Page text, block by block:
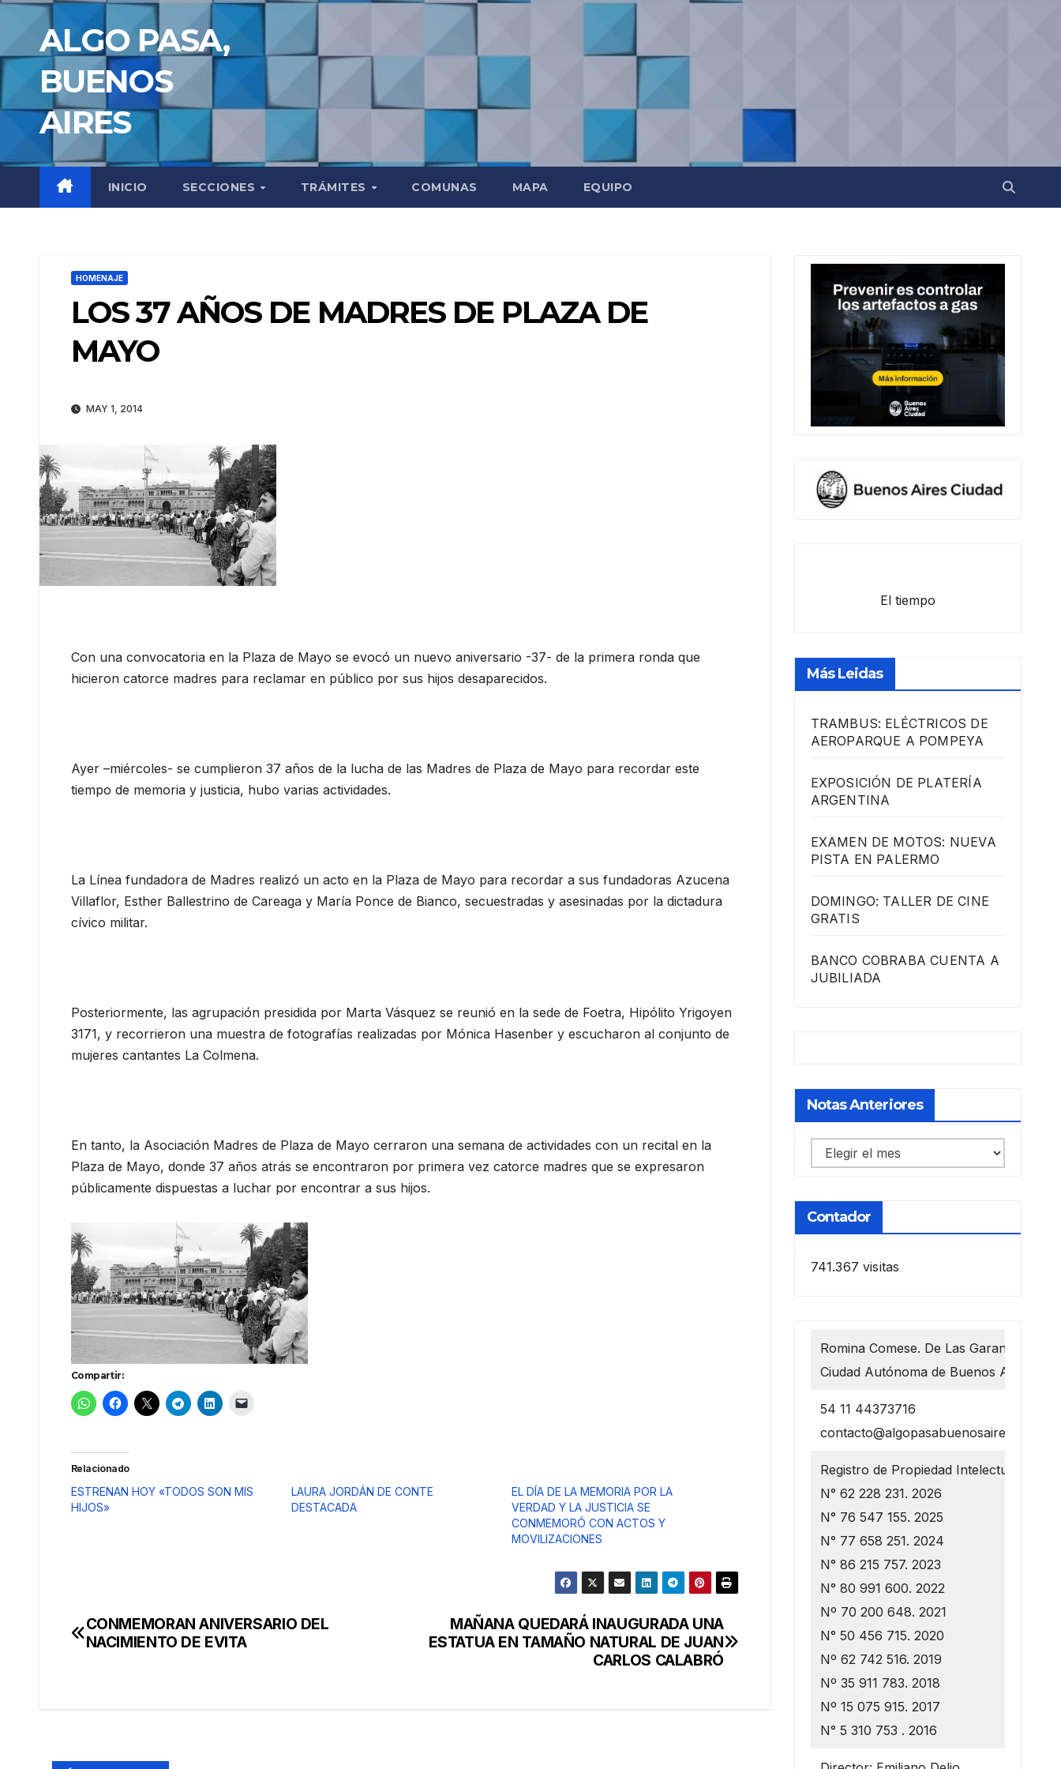
Saltar
contenidoALGO PASA,
BUENOS
AIRES
INICIO SECCIONES TRÁMITES COMUNAS MAPA EQUIPO
HOMENAJE
LOS 37 AÑOS DE MADRES DE PLAZA DE
MAYO
MAY 1, 2014
Con una convocatoria en la Plaza de Mayo se evocó un nuevo aniversario -37- de la primera ronda que
hicieron catorce madres para reclamar en público por sus hijos desaparecidos.
Ayer –miércoles- se cumplieron 37 años de la lucha de las Madres de Plaza de Mayo para recordar este
tiempo de memoria y justicia, hubo varias actividades.
La Línea fundadora de Madres realizó un acto en la Plaza de Mayo para recordar a sus fundadoras Azucena
Villaflor, Esther Ballestrino de Careaga y María Ponce de Bianco, secuestradas y asesinadas por la dictadura
cívico militar.
Posteriormente, las agrupación presidida por Marta Vásquez se reunió en la sede de Foetra, Hipólito Yrigoyen
3171, y recorrieron una muestra de fotografías realizadas por Mónica Hasenber y escucharon al conjunto de
mujeres cantantes La Colmena.
En tanto, la Asociación Madres de Plaza de Mayo cerraron una semana de actividades con un recital en la
Plaza de Mayo, donde 37 años atrás se encontraron por primera vez catorce madres que se expresaron
públicamente dispuestas a luchar por encontrar a sus hijos.
Compartir:
Relacionado
ESTRENAN HOY «TODOS SON MIS
HIJOS»
LAURA JORDÁN DE CONTE
DESTACADA
EL DÍA DE LA MEMORIA POR LA
VERDAD Y LA JUSTICIA SE
CONMEMORÓ CON ACTOS Y
MOVILIZACIONES
Navegación
MAÑANA QUEDARÁ INAUGURADA UNA
ESTATUA EN TAMAÑO NATURAL DE JUAN
CARLOS CALABRÓ
CONMEMORAN ANIVERSARIO DEL
NACIMIENTO DE EVITA
El tiempo
Más Leidas
TRAMBUS: ELÉCTRICOS DE
AEROPARQUE A POMPEYA
EXPOSICIÓN DE PLATERÍA
ARGENTINA
EXAMEN DE MOTOS: NUEVA
PISTA EN PALERMO
DOMINGO: TALLER DE CINE
GRATIS
BANCO COBRABA CUENTA A
JUBILIADA
Notas Anteriores
Notas
anteriores
Contador
741.367 visitas
Romina Comese. De Las Garantías 1218
Ciudad Autónoma de Buenos Aires
54 11 44373716
contacto@algopasabuenosaires.com.ar
Registro de Propiedad Intelectual
N° 62 228 231. 2026
N° 76 547 155. 2025
N° 77 658 251. 2024
N° 86 215 757. 2023
N° 80 991 600. 2022
Nº 70 200 648. 2021
N° 50 456 715. 2020
Nº 62 742 516. 2019
Nº 35 911 783. 2018
Nº 15 075 915. 2017
N° 5 310 753 . 2016